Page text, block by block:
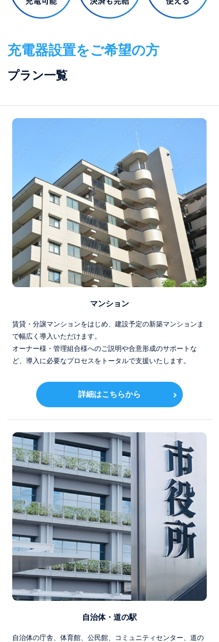
充電器設置をご希望の方
プラン一覧
マンション
賃貸・分譲マンションをはじめ、建設予定の新築マンションま
で幅広く導入いただけます。
オーナー様・管理組合様へのご説明や合意形成のサポートな
ど、導入に必要なプロセスをトータルで支援いたします。
詳細はこちらから
自治体・道の駅
自治体の庁舎、体育館、公民館、コミュニティセンター、道の